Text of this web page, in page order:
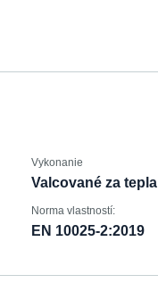
Vykonanie
Valcované za tepla
Norma vlastností:
EN 10025-2:2019